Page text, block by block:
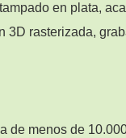
en plata,
3D rasterizada,
de menos de